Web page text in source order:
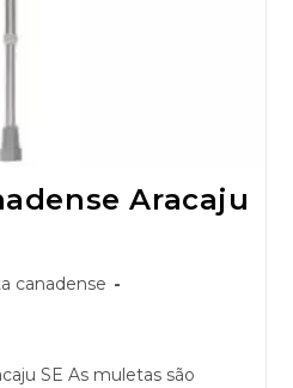
Aracaju
canadense
SE As muletas são